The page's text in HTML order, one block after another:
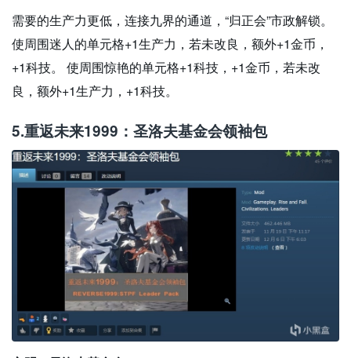
需要的生产力更低，连接九界的通道，“归正会”市政解锁。
使周围迷人的单元格+1生产力，若未改良，额外+1金币，
+1科技。 使周围惊艳的单元格+1科技，+1金币，若未改
良，额外+1生产力，+1科技。
5.重返未来1999：圣洛夫基金会领袖包